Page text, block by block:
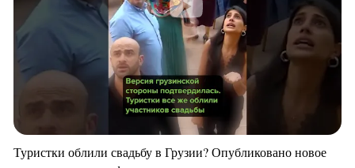
Туристки облили свадьбу в Грузии? Опубликовано новое